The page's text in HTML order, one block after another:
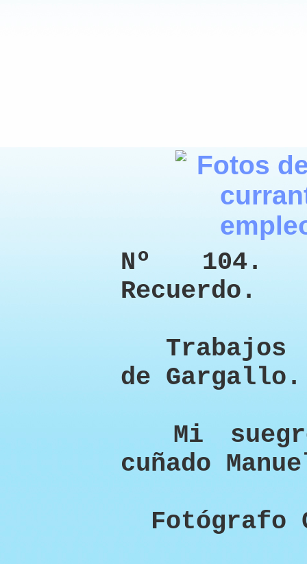
Nº 104.
Recuerdo.
Trabajos
de Gargallo.
Mi
cuñado
Fotógrafo